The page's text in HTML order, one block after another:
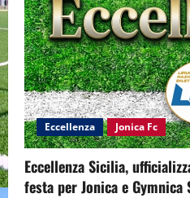
Eccellenza Jonica Fc
Eccellenza Sicilia,
festa per Jonica e Gymnica